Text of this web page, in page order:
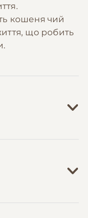
кошеня чий
що робить
особливо
линьки -